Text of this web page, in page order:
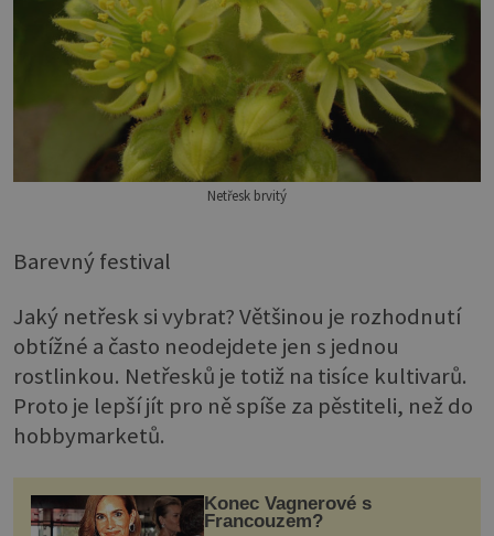
Netřesk brvitý
Barevný festival
Jaký netřesk si vybrat? Většinou je rozhodnutí
obtížné a často neodejdete jen s jednou
rostlinkou. Netřesků je totiž na tisíce kultivarů.
Proto je lepší jít pro ně spíše za pěstiteli, než do
hobbymarketů.
Konec Vagnerové s
Francouzem?